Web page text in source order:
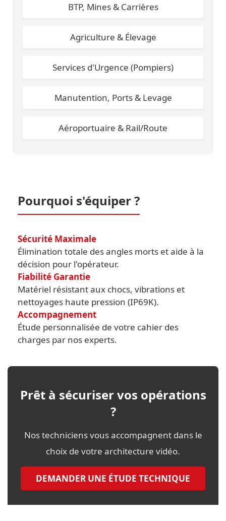
BTP, Mines & Carrières
Agriculture & Élevage
Services d'Urgence (Pompiers)
Manutention, Ports & Levage
Aéroportuaire & Rail/Route
Pourquoi s'équiper ?
Sécurité Maximale
Élimination totale des angles morts et aide à la
décision pour l'opérateur.
Fiabilité Garantie
Matériel résistant aux chocs, vibrations et
nettoyages haute pression (IP69K).
Accompagnement
Étude personnalisée de votre cahier des
charges par nos experts.
Prêt à sécuriser vos opérations
?
Nos techniciens vous accompagnent dans le
choix de votre architecture vidéo.
DEMANDER UNE ÉTUDE TECHNIQUE